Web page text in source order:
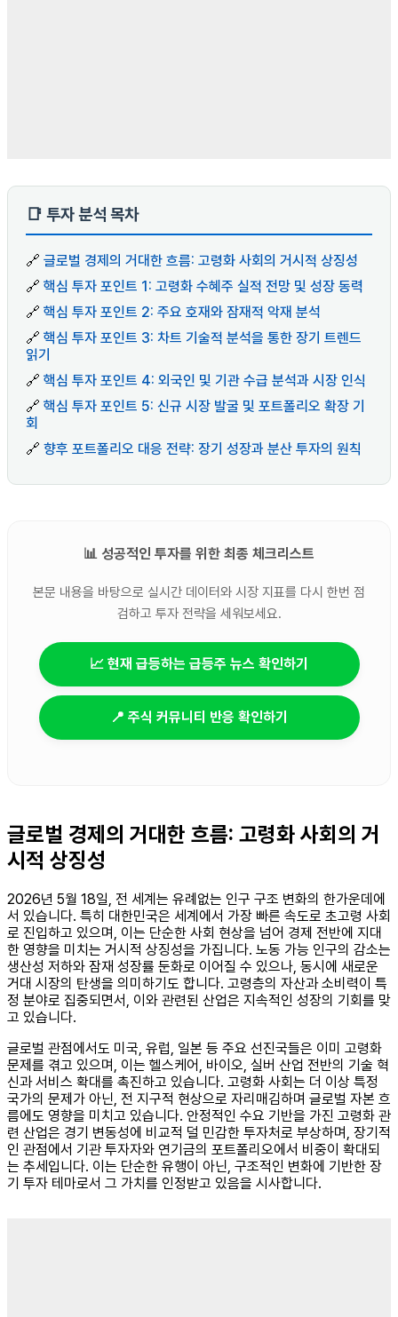
📑 투자 분석 목차
🔗 글로벌 경제의 거대한 흐름: 고령화 사회의 거시적 상징성
🔗 핵심 투자 포인트 1: 고령화 수혜주 실적 전망 및 성장 동력
🔗 핵심 투자 포인트 2: 주요 호재와 잠재적 악재 분석
🔗 핵심 투자 포인트 3: 차트 기술적 분석을 통한 장기 트렌드
읽기
🔗 핵심 투자 포인트 4: 외국인 및 기관 수급 분석과 시장 인식
🔗 핵심 투자 포인트 5: 신규 시장 발굴 및 포트폴리오 확장 기
회
🔗 향후 포트폴리오 대응 전략: 장기 성장과 분산 투자의 원칙
📊 성공적인 투자를 위한 최종 체크리스트
본문 내용을 바탕으로 실시간 데이터와 시장 지표를 다시 한번 점
검하고 투자 전략을 세워보세요.
📈 현재 급등하는 급등주 뉴스 확인하기
📍 주식 커뮤니티 반응 확인하기
글로벌 경제의 거대한 흐름: 고령화 사회의 거
시적 상징성
2026년 5월 18일, 전 세계는 유례없는 인구 구조 변화의 한가운데에
서 있습니다. 특히 대한민국은 세계에서 가장 빠른 속도로 초고령 사회
로 진입하고 있으며, 이는 단순한 사회 현상을 넘어 경제 전반에 지대
한 영향을 미치는 거시적 상징성을 가집니다. 노동 가능 인구의 감소는
생산성 저하와 잠재 성장률 둔화로 이어질 수 있으나, 동시에 새로운
거대 시장의 탄생을 의미하기도 합니다. 고령층의 자산과 소비력이 특
정 분야로 집중되면서, 이와 관련된 산업은 지속적인 성장의 기회를 맞
고 있습니다.
글로벌 관점에서도 미국, 유럽, 일본 등 주요 선진국들은 이미 고령화
문제를 겪고 있으며, 이는 헬스케어, 바이오, 실버 산업 전반의 기술 혁
신과 서비스 확대를 촉진하고 있습니다. 고령화 사회는 더 이상 특정
국가의 문제가 아닌, 전 지구적 현상으로 자리매김하며 글로벌 자본 흐
름에도 영향을 미치고 있습니다. 안정적인 수요 기반을 가진 고령화 관
련 산업은 경기 변동성에 비교적 덜 민감한 투자처로 부상하며, 장기적
인 관점에서 기관 투자자와 연기금의 포트폴리오에서 비중이 확대되
는 추세입니다. 이는 단순한 유행이 아닌, 구조적인 변화에 기반한 장
기 투자 테마로서 그 가치를 인정받고 있음을 시사합니다.